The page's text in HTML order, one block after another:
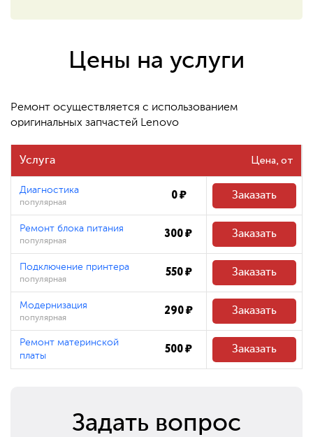
Цены на услуги
Ремонт осуществляется с использованием
оригинальных запчастей Lenovo
Услуга Цена
Диагностика
популярная 0 ₽ Заказать
Ремонт блока питания
популярная 300 ₽ Заказать
Подключение принтера
популярная 550 ₽ Заказать
Модернизация
популярная 290 ₽ Заказать
Ремонт материнской
платы
500 ₽ Заказать
Задать вопрос